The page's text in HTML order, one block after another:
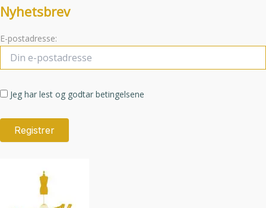
Nyhetsbrev
E-postadresse:
Jeg har lest og godtar betingelsene